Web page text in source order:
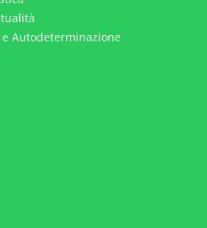
Autodeterminazione